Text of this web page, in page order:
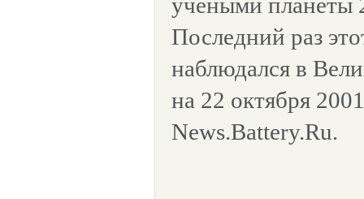
Последний раз
наблюдался в
на 22 октября
News.Battery.Ru.